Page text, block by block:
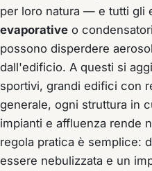
per loro natura — e tutti gli
evaporative o
possono disperdere
dall'edificio. A questi si
sportivi, grandi edifici con
generale, ogni struttura in
impianti e affluenza rende
regola pratica è semplice:
essere nebulizzata e un